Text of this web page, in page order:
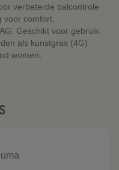
verbeterde balcontrole
voor comfort,
Geschikt voor gebruik
als kunstgras (4G)
women.